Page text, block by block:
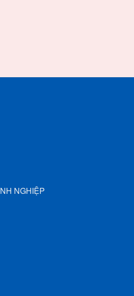
NGHIỆP